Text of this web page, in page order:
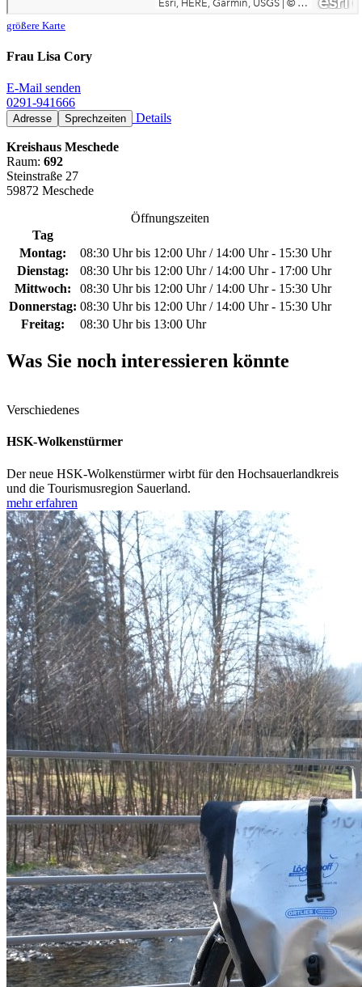
größere Karte
Frau Lisa Cory
E-Mail senden
0291-941666
Adresse Sprechzeiten Details
Kreishaus Meschede
Raum: 692
Steinstraße 27
59872 Meschede
Öffnungszeiten
Tag
Montag:
08:30 Uhr bis 12:00 Uhr / 14:00 Uhr - 15:30 Uhr
Dienstag:
08:30 Uhr bis 12:00 Uhr / 14:00 Uhr - 17:00 Uhr
Mittwoch:
08:30 Uhr bis 12:00 Uhr / 14:00 Uhr - 15:30 Uhr
Donnerstag: 08:30 Uhr bis 12:00 Uhr / 14:00 Uhr - 15:30 Uhr
Freitag:
08:30 Uhr bis 13:00 Uhr
Was Sie noch interessieren könnte
Verschiedenes
HSK-Wolkenstürmer
Der neue HSK-Wolkenstürmer wirbt für den Hochsauerlandkreis
und die Tourismusregion Sauerland.
mehr erfahren